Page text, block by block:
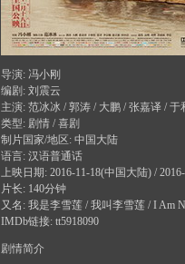
导演: 冯小刚
编剧: 刘震云
主演: 范冰冰 / 郭涛 / 大鹏 / 张嘉译 / 于
类型: 剧情 / 喜剧
制片国家/地区: 中国大陆
语言: 汉语普通话
上映日期: 2016-11-18(中国大陆) /
片长: 140分钟
又名: 我是李雪莲 / 我叫李雪莲 / I Am
IMDb链接: tt5918090
剧情简介